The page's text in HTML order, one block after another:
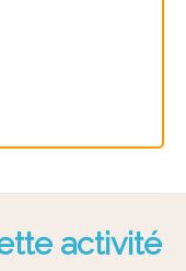
activité